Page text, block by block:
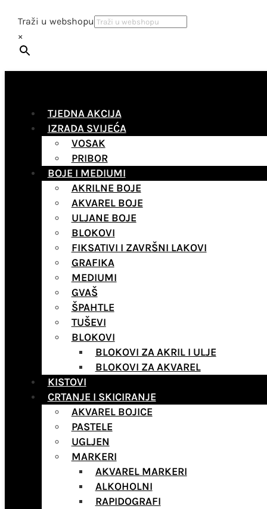
Traži u webshopu
×
TJEDNA AKCIJA
IZRADA SVIJEĆA
VOSAK
PRIBOR
BOJE I MEDIUMI
AKRILNE BOJE
AKVAREL BOJE
ULJANE BOJE
BLOKOVI
FIKSATIVI I ZAVRŠNI LAKOVI
GRAFIKA
MEDIUMI
GVAŠ
ŠPAHTLE
TUŠEVI
BLOKOVI
BLOKOVI ZA AKRIL I ULJE
BLOKOVI ZA AKVAREL
KISTOVI
CRTANJE I SKICIRANJE
AKVAREL BOJICE
PASTELE
UGLJEN
MARKERI
AKVAREL MARKERI
ALKOHOLNI
RAPIDOGRAFI